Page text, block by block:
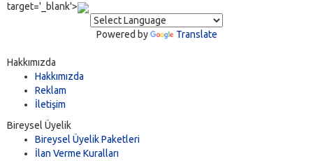
target='_blank'>
Powered by Translate
Hakkımızda
Hakkımızda
Reklam
İletişim
Bireysel Üyelik
Bireysel Üyelik Paketleri
İlan Verme Kuralları